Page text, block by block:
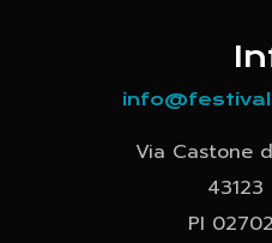
Via Castone
43123
PI